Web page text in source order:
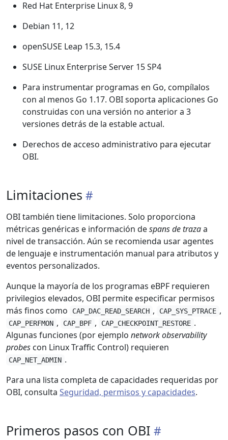
Red Hat Enterprise Linux 8, 9
Debian 11, 12
openSUSE Leap 15.3, 15.4
SUSE Linux Enterprise Server 15 SP4
Para instrumentar programas en Go, compílalos
con al menos Go 1.17. OBI soporta aplicaciones Go
construidas con una versión no anterior a 3
versiones detrás de la estable actual.
Derechos de acceso administrativo para ejecutar
OBI.
Limitaciones
OBI también tiene limitaciones. Solo proporciona
métricas genéricas e información despans de trazaa
nivel de transacción. Aún se recomienda usar agentes
de lenguaje e instrumentación manual para atributos y
eventos personalizados.
Aunque la mayoría de los programas eBPF requieren
privilegios elevados, OBI permite especificar permisos
más finos como
CAP_DAC_READ_SEARCH , CAP_SYS_PTRACE ,
CAP_PERFMON , CAP_BPF , CAP_CHECKPOINT_RESTORE .
Algunas funciones (por ejemplo network observability
probes con Linux Traffic Control) requieren
CAP_NET_ADMIN .
Para una lista completa de capacidades requeridas por
OBI, consulta Seguridad, permisos y capacidades.
Primeros pasos con OBI